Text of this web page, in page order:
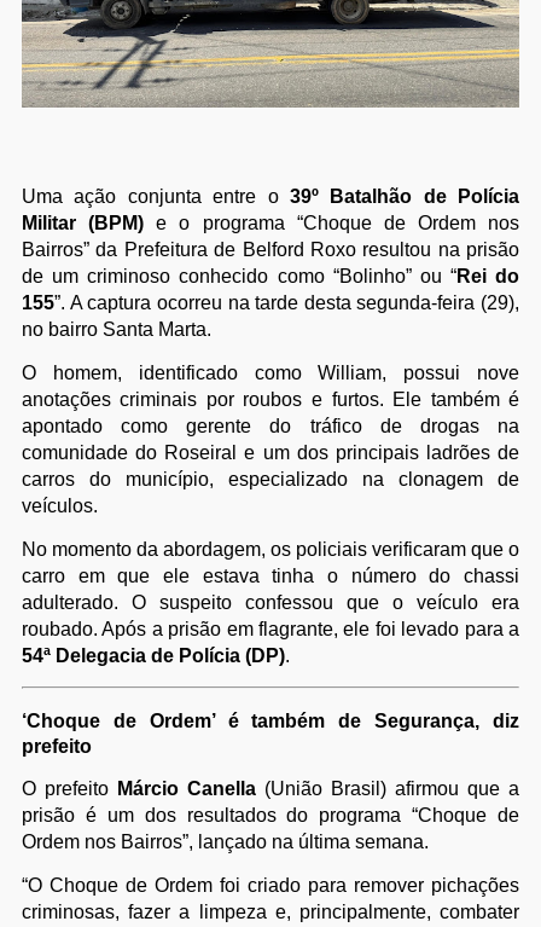
Uma ação conjunta entre o 39º Batalhão de Polícia
Militar (BPM) e o programa “Choque de Ordem nos
Bairros” da Prefeitura de Belford Roxo resultou na prisão
de um criminoso conhecido como “Bolinho” ou “Rei do
155”. A captura ocorreu na tarde desta segunda-feira (29),
no bairro Santa Marta.
O homem, identificado como William, possui nove
anotações criminais por roubos e furtos. Ele também é
apontado como gerente do tráfico de drogas na
comunidade do Roseiral e um dos principais ladrões de
carros do município, especializado na clonagem de
veículos.
No momento da abordagem, os policiais verificaram que o
carro em que ele estava tinha o número do chassi
adulterado. O suspeito confessou que o veículo era
roubado. Após a prisão em flagrante, ele foi levado para a
54ª Delegacia de Polícia (DP).
‘Choque de Ordem’ é também de Segurança, diz
prefeito
O prefeito Márcio Canella (União Brasil) afirmou que a
prisão é um dos resultados do programa “Choque de
Ordem nos Bairros”, lançado na última semana.
“O Choque de Ordem foi criado para remover pichações
criminosas, fazer a limpeza e, principalmente, combater